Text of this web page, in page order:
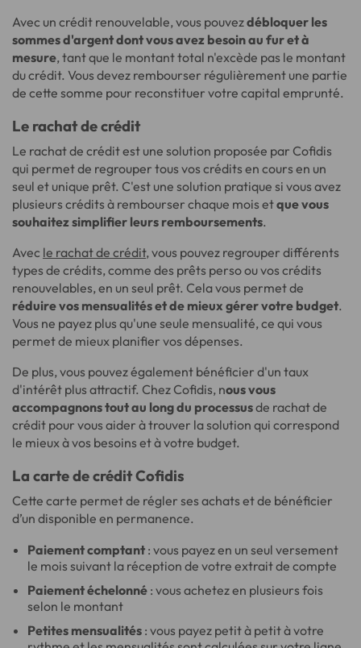
Avec un crédit renouvelable, vous pouvezdébloquer les
sommes d'argent dont vous avez besoin au fur et à
mesure, tant que le montant total n'excède pas le montant
du crédit. Vous devez rembourser régulièrement une partie
de cette somme pour reconstituer votre capital emprunté.
Le rachat de crédit
Le rachat de crédit est une solution proposée par Cofidis
qui permet de regrouper tous vos crédits en cours en un
seul et unique prêt. C'est une solution pratique si vous avez
plusieurs crédits à rembourser chaque mois etque vous
souhaitez simplifier leurs remboursements.
Avec le rachat de crédit, vous pouvez regrouper différents
types de crédits, comme des prêts perso ou vos crédits
renouvelables, en un seul prêt. Cela vous permet de
réduire vos mensualités et de mieux gérer votre budget.
Vous ne payez plus qu'une seule mensualité, ce qui vous
permet de mieux planifier vos dépenses.
De plus, vous pouvez également bénéficier d'un taux
d'intérêt plus attractif. Chez Cofidis, nous vous
accompagnons tout au long du processusde rachat de
crédit pour vous aider à trouver la solution qui correspond
le mieux à vos besoins et à votre budget.
La carte de crédit Cofidis
Cette carte permet de régler ses achats et de bénéficier
d’un disponible en permanence.
Paiement comptant : vous payez en un seul versement
le mois suivant la réception de votre extrait de compte
Paiement échelonné : vous achetez en plusieurs fois
selon le montant
Petites mensualités : vous payez petit à petit à votre